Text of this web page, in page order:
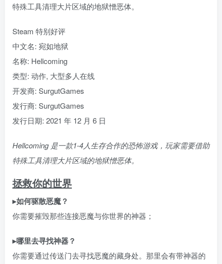
特殊工具清理大片区域的地狱憎恶体。
Steam 特别好评
中文名: 宛如地狱
名称: Hellcoming
类型: 动作, 大型多人在线
开发商: SurgutGames
发行商: SurgutGames
发行日期: 2021 年 12 月 6 日
Hellcoming 是一款1-4人生存合作的恐怖游戏，玩家需要借助
特殊工具清理大片区域的地狱憎恶体。
拯救你的世界
▸如何驱散恶魔？
你需要摧毁那些连接恶魔与你世界的神器；
▸哪里去寻找神器？
你需要通过传送门去寻找恶魔的藏身处。那里会有带神器的